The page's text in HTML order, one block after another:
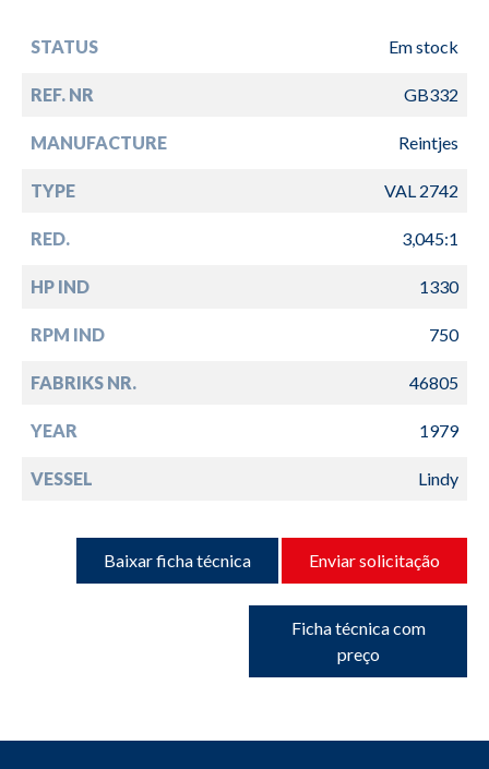
STATUS Em stock
REF. NR GB332
MANUFACTURE Reintjes
TYPE VAL 2742
RED. 3,045:1
HP IND 1330
RPM IND 750
FABRIKS NR. 46805
YEAR 1979
VESSEL Lindy
Baixar ficha técnica Enviar solicitação
Ficha técnica com
preço